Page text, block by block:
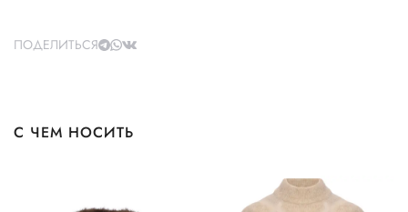
ПОДЕЛИТЬСЯ
С ЧЕМ НОСИТЬ